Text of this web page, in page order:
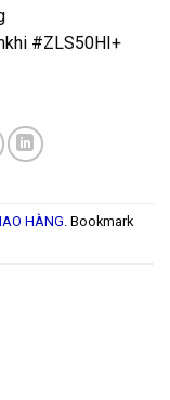
#ZLS50HI+
HÀNG . Bookmark